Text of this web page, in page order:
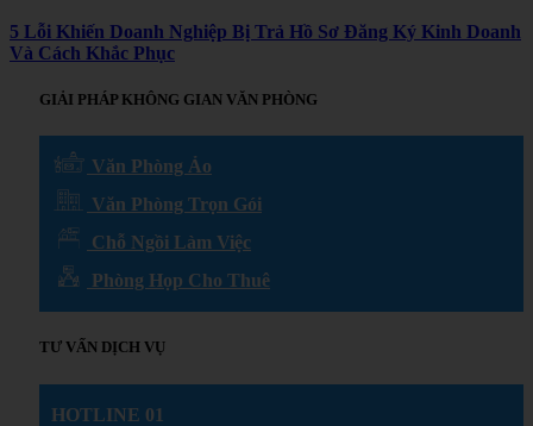
5 Lỗi Khiến Doanh Nghiệp Bị Trả Hồ Sơ Đăng Ký Kinh Doanh
Và Cách Khắc Phục
GIẢI PHÁP KHÔNG GIAN VĂN PHÒNG
Văn Phòng Ảo
Văn Phòng Trọn Gói
Chỗ Ngồi Làm Việc
Phòng Họp Cho Thuê
TƯ VẤN DỊCH VỤ
HOTLINE 01